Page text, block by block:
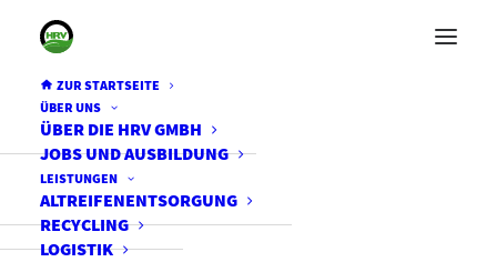
ZUR STARTSEITE
ÜBER UNS
ÜBER DIE HRV GMBH
JOBS UND AUSBILDUNG
LEISTUNGEN
ALTREIFENENTSORGUNG
RECYCLING
LOGISTIK